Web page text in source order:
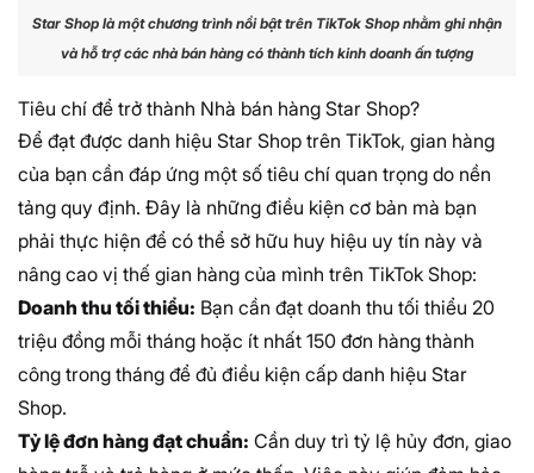
Star Shop là một chương trình nổi bật trên TikTok Shop nhằm ghi nhận
và hỗ trợ các nhà bán hàng có thành tích kinh doanh ấn tượng
Tiêu chí để trở thành Nhà bán hàng Star Shop?
Để đạt được danh hiệu Star Shop trên TikTok, gian hàng
của bạn cần đáp ứng một số tiêu chí quan trọng do nền
tảng quy định. Đây là những điều kiện cơ bản mà bạn
phải thực hiện để có thể sở hữu huy hiệu uy tín này và
nâng cao vị thế gian hàng của mình trên TikTok Shop:
Doanh thu tối thiểu: Bạn cần đạt doanh thu tối thiểu 20
triệu đồng mỗi tháng hoặc ít nhất 150 đơn hàng thành
công trong tháng để đủ điều kiện cấp danh hiệu Star
Shop.
Tỷ lệ đơn hàng đạt chuẩn: Cần duy trì tỷ lệ hủy đơn, giao